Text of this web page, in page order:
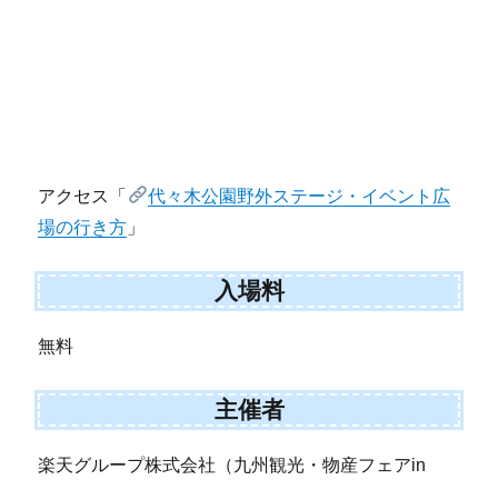
アクセス「
代々木公園野外ステージ・イベント広
場の行き方 」
入場料
無料
主催者
楽天グループ株式会社（九州観光・物産フェアin